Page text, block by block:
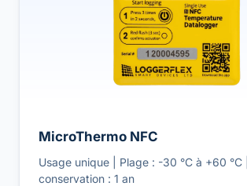
MicroThermo NFC
Usage unique | Plage : -30 °C à +60 °C
conservation : 1 an